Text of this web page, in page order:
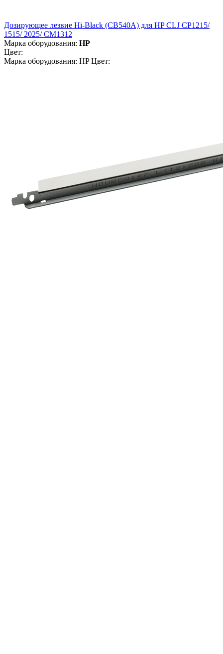
Дозирующее лезвие Hi-Black (CB540A) для HP CLJ CP1215/
1515/ 2025/ CM1312
Марка оборудования: HP
Цвет:
Марка оборудования: HP Цвет: